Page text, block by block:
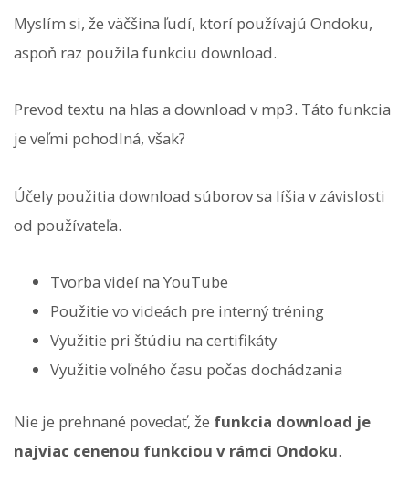
Myslím si, že väčšina ľudí, ktorí používajú Ondoku,
aspoň raz použila funkciu download.
Prevod textu na hlas a download v mp3. Táto funkcia
je veľmi pohodlná, však?
Účely použitia download súborov sa líšia v závislosti
od používateľa.
Tvorba videí na YouTube
Použitie vo videách pre interný tréning
Využitie pri štúdiu na certifikáty
Využitie voľného času počas dochádzania
Nie je prehnané povedať, že funkcia download je
najviac cenenou funkciou v rámci Ondoku.